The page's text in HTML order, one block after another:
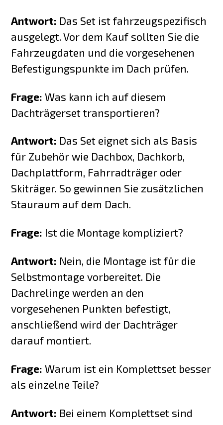
Antwort: Das Set ist fahrzeugspezifisch
ausgelegt. Vor dem Kauf sollten Sie die
Fahrzeugdaten und die vorgesehenen
Befestigungspunkte im Dach prüfen.
Frage: Was kann ich auf diesem
Dachträgerset transportieren?
Antwort: Das Set eignet sich als Basis
für Zubehör wie Dachbox, Dachkorb,
Dachplattform, Fahrradträger oder
Skiträger. So gewinnen Sie zusätzlichen
Stauraum auf dem Dach.
Frage: Ist die Montage kompliziert?
Antwort: Nein, die Montage ist für die
Selbstmontage vorbereitet. Die
Dachrelinge werden an den
vorgesehenen Punkten befestigt,
anschließend wird der Dachträger
darauf montiert.
Frage: Warum ist ein Komplettset besser
als einzelne Teile?
Antwort: Bei einem Komplettset sind